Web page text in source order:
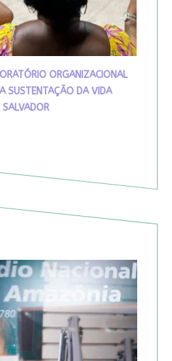
ORGANIZACIONAL
SUSTENTAÇÃO DA VIDA
SALVADOR